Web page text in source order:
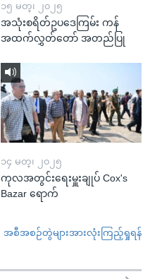
၁၅ မတ္၊ ၂၀၂၅
အသုံးစရိတ်ဥပဒေကြမ်း ကန်
အထက်လွှတ်တော် အတည်ပြု
၁၄ မတ္၊ ၂၀၂၅
ကုလအတွင်းရေးမှူးချုပ် Cox's
Bazar ရောက်
အစီအစဉ်တွဲများအားလုံးကြည့်ရှုရန်